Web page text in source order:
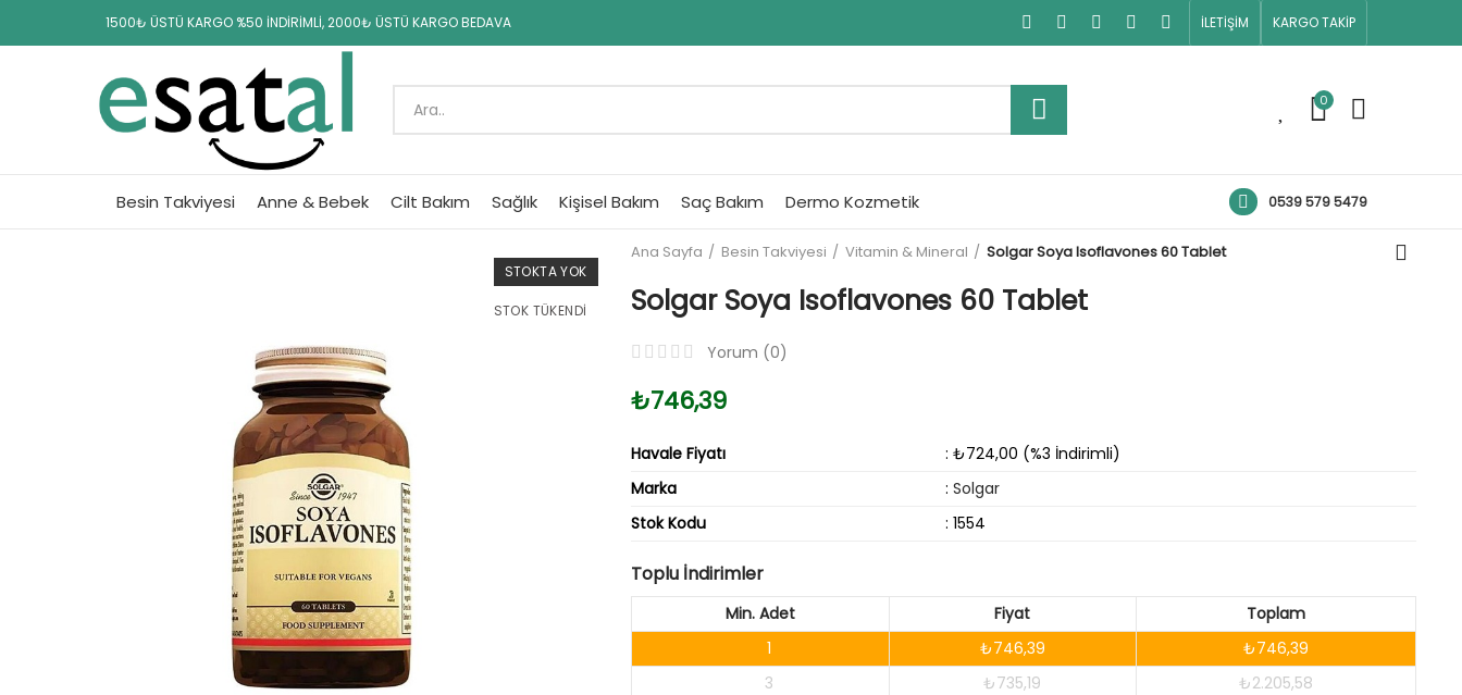
1500₺ ÜSTÜ KARGO %50 İNDİRİMLİ, 2000₺ ÜSTÜ KARGO BEDAVA İLETİŞİM KARGO TAKİP
0
Besin Takviyesi Anne & Bebek Cilt Bakım Sağlık Kişisel Bakım Saç Bakım Dermo Kozmetik 0539 579 5479
STOKTA YOK
STOK TÜKENDI
Ana Sayfa Besin Takviyesi Vitamin & Mineral Solgar Soya Isoflavones 60 Tablet
Solgar Soya Isoflavones 60 Tablet
Yorum (0)
₺746,39
Havale Fiyatı
: ₺724,00 (%3 İndirimli)
Marka
: Solgar
Stok Kodu
: 1554
Toplu İndirimler
Min. Adet Fiyat
Toplam
1
₺746,39
₺746,39
3
₺735,19
₺2.205,58